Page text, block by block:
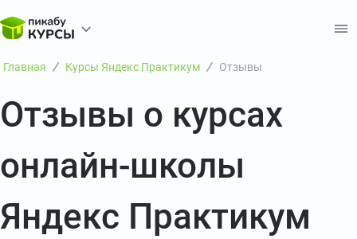
Главная Курсы Яндекс Практикум Отзывы
Отзывы о курсах
онлайн-школы
Яндекс Практикум